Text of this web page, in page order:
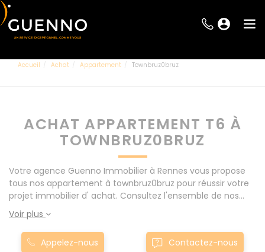
Accueil Achat Appartement Townbruz0bruz
ACHAT APPARTEMENT T6 À
TOWNBRUZ0BRUZ
Votre agence Guenno Immobilier à Rennes vous propose
tous nos appartement à townbruz0bruz pour réussir votre
projet immobilier d' achat. Consultez l'ensemble de nos
offres à Rennes mais également aux alentours : Le Rheu,
Pacé, Montgermont... Nos appartement T6 à
townbruz0bruz sont proposés au meilleur prix du marché
pour permettre au plus grand nombre de réussir son projet
Voir plus
Appelez-nous Contactez-nous